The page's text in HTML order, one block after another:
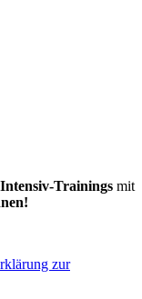
Intensiv-Trainingsmit
zur